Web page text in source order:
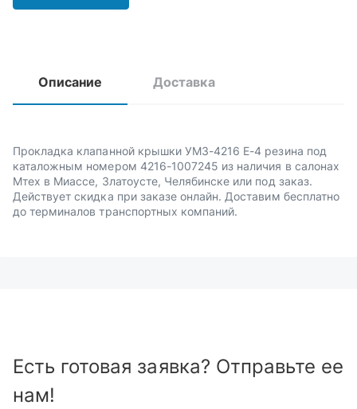
Описание Доставка
Прокладка клапанной крышки УМЗ-4216 Е-4 резина под
каталожным номером 4216-1007245 из наличия в салонах
Мтех в Миассе, Златоусте, Челябинске или под заказ.
Действует скидка при заказе онлайн. Доставим бесплатно
до терминалов транспортных компаний.
Есть готовая заявка? Отправьте ее
нам!